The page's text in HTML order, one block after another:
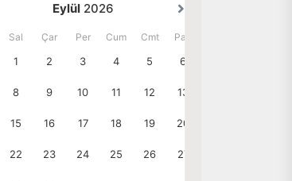
Ömer Teknoloji’ye (ÖTEK) hoş
mükemmeliyetin buluştuğu yer!
2020 yılında kurulan ve 25 yıldan
ekibi tarafından desteklenen
finansal analiz alanlarında öncü bir